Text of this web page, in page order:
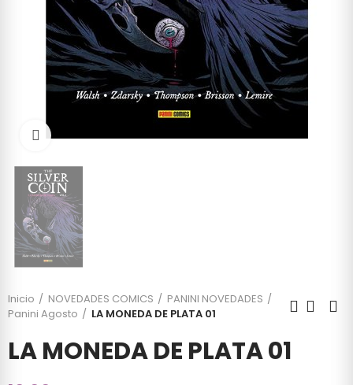
Click to enlarge
Inicio NOVEDADES COMICS
PANINI NOVEDADES
Panini Agosto
LA MONEDA DE PLATA 01
LA MONEDA DE PLATA 01